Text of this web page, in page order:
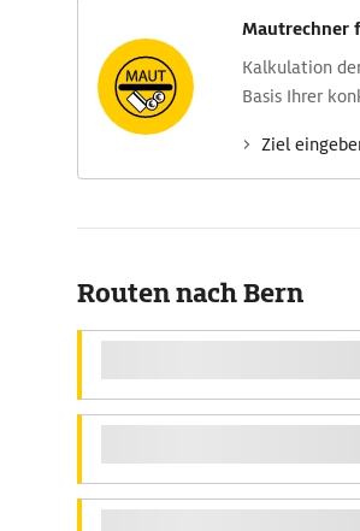
Mautrechner
Kalkulation
Basis Ihrer
Ziel
Routen nach Bern